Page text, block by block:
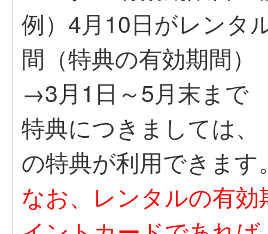
例）4月10日がレンタ
間（特典の有効期間）
→3月1日～5月末まで
特典につきましては
の特典が利用できます
なお、レンタルの有